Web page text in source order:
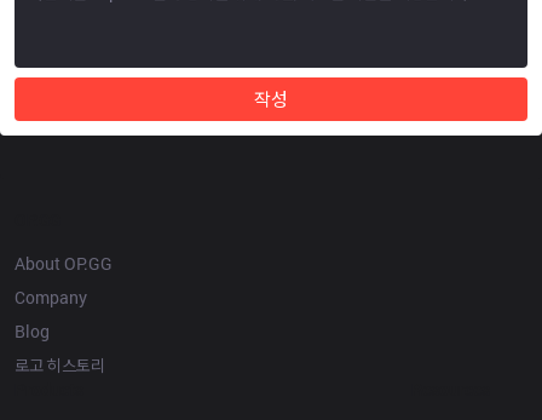
작성
About OP.GG
Company
Blog
로고 히스토리